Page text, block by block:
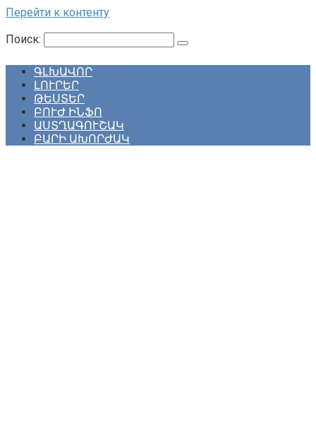
Перейти к контенту
Поиск:
ԳԼԽԱՎՈՐ
ԼՈՒՐԵՐ
ԹԵՍՏԵՐ
ԲՈՒԺ ԻՆՖՈ
ԱՍՏՂԱԳՈՒՇԱԿ
ԲԱՐԻ ԱԽՈՐԺԱԿ